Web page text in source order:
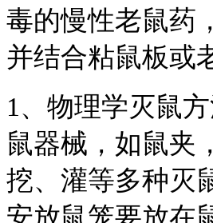
毒的慢性老鼠药
并结合粘鼠板或
1、物理学灭鼠
鼠器械，如鼠夹
挖、灌等多种灭